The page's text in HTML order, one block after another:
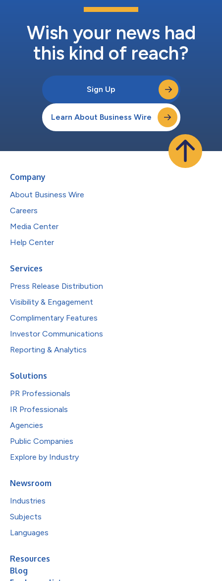
チーフ・サプライチェーン・オフィサーを務め、世界各地の生産
拠点と物流の指揮、バカルディ製品の一貫した卓越した品質と味
ンガポール、アムステルダム、上海、メキシコ、英国、バミュー
ダでの生活経験を通じて培った真のグローバルな視...
Wish your news had
this kind of reach?
Sign Up
Learn About Business Wire
Company
About Business Wire
Careers
Media Center
Help Center
Services
Press Release Distribution
Visibility & Engagement
Complimentary Features
Investor Communications
Reporting & Analytics
Solutions
PR Professionals
IR Professionals
Agencies
Public Companies
Explore by Industry
Newsroom
Industries
Subjects
Languages
Resources
Blog